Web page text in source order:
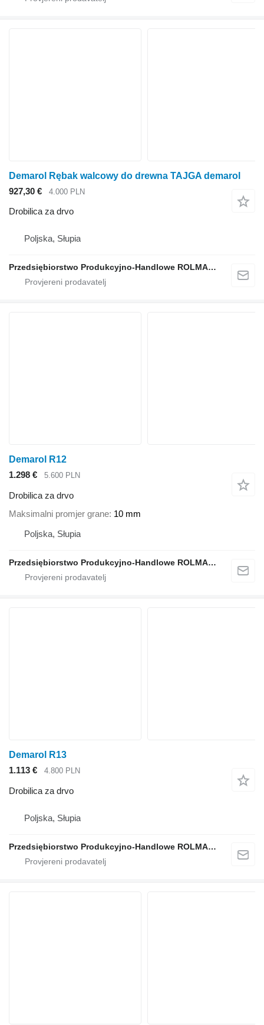
Demarol Rębak walcowy do drewna TAJGA demarol
927,30 €
4.000 PLN
Drobilica za drvo
Poljska, Słupia
Przedsiębiorstwo Produkcyjno-Handlowe ROLMAPOL Marcin Dziekan
Demarol R12
1.298 €
5.600 PLN
Drobilica za drvo
Maksimalni promjer grane 10 mm
Poljska, Słupia
Przedsiębiorstwo Produkcyjno-Handlowe ROLMAPOL Marcin Dziekan
Demarol R13
1.113 €
4.800 PLN
Drobilica za drvo
Poljska, Słupia
Przedsiębiorstwo Produkcyjno-Handlowe ROLMAPOL Marcin Dziekan